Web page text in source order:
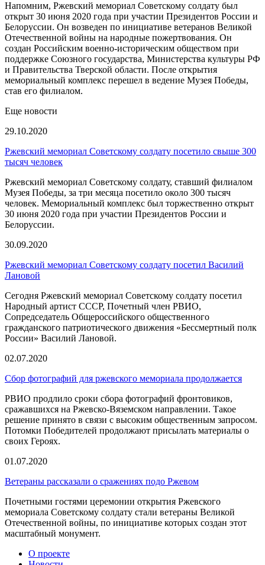
Напомним, Ржевский мемориал Советскому солдату был
открыт 30 июня 2020 года при участии Президентов России и
Белоруссии. Он возведен по инициативе ветеранов Великой
Отечественной войны на народные пожертвования. Он
создан Российским военно-историческим обществом при
поддержке Союзного государства, Министерства культуры РФ
и Правительства Тверской области. После открытия
мемориальный комплекс перешел в ведение Музея Победы,
став его филиалом.
Еще новости
29.10.2020
Ржевский мемориал Советскому солдату посетило свыше 300
тысяч человек
Ржевский мемориал Советскому солдату, ставший филиалом
Музея Победы, за три месяца посетило около 300 тысяч
человек. Мемориальный комплекс был торжественно открыт
30 июня 2020 года при участии Президентов России и
Белоруссии.
30.09.2020
Ржевский мемориал Советскому солдату посетил Василий
Лановой
Сегодня Ржевский мемориал Советскому солдату посетил
Народный артист СССР, Почетный член РВИО,
Сопредседатель Общероссийского общественного
гражданского патриотического движения «Бессмертный полк
России» Василий Лановой.
02.07.2020
Сбор фотографий для ржевского мемориала продолжается
РВИО продлило сроки сбора фотографий фронтовиков,
сражавшихся на Ржевско-Вяземском направлении. Такое
решение принято в связи с высоким общественным запросом.
Потомки Победителей продолжают присылать материалы о
своих Героях.
01.07.2020
Ветераны рассказали о сражениях подо Ржевом
Почетными гостями церемонии открытия Ржевского
мемориала Советскому солдату стали ветераны Великой
Отечественной войны, по инициативе которых создан этот
масштабный монумент.
О проекте